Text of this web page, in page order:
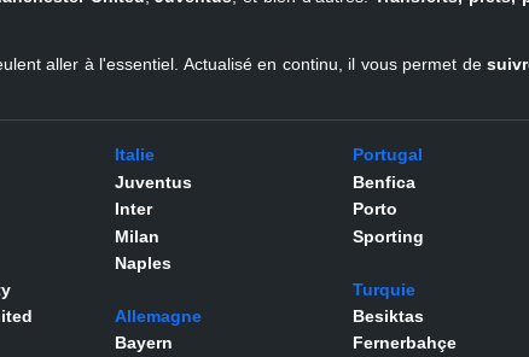
aller à l'essentiel. Actualisé en continu, il vous permet de
Italie
Juventus
Inter
Milan
Naples
Allemagne
Bayern
Portugal
Benfica
Porto
Sporting
Turquie
Besiktas
Fernerbahçe